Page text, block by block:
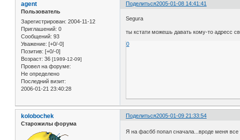
Поделиться2005-01-08 14:41:41
agent
Пользователь
Зарегистрирован: 2004-11-12
Приглашений: 0
Сообщений: 93
Уважение: [+0/-0]
Позитив: [+0/-0]
Возраст: 36 [1989-12-09]
Провел на форуме:
Не определено
Последний визит:
2006-01-21 23:40:28
Segura
ты кстати можешь давать кому-то адресс
0
Поделиться2005-01-09 21:33:54
kolobochek
Старожилы форума
Я на фасбб попал сначала...вроде меня все